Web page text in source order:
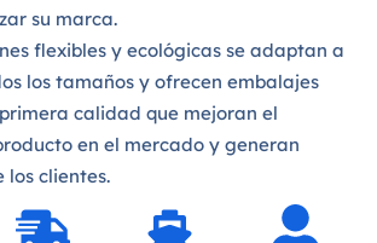
su marca.
flexibles y ecológicas se adaptan a
los tamaños y ofrecen embalajes
calidad que mejoran el
en el mercado y generan
los clientes.